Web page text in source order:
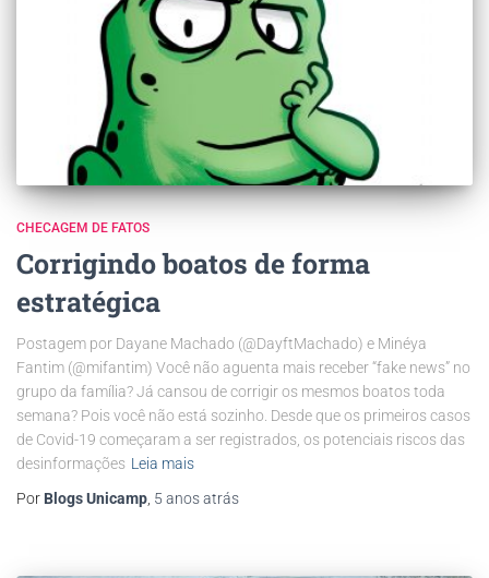
CHECAGEM DE FATOS
Corrigindo boatos de forma
estratégica
Postagem por Dayane Machado (@DayftMachado) e Minéya
Fantim (@mifantim) Você não aguenta mais receber “fake news” no
grupo da família? Já cansou de corrigir os mesmos boatos toda
semana? Pois você não está sozinho. Desde que os primeiros casos
de Covid-19 começaram a ser registrados, os potenciais riscos das
desinformações Leia mais
Por Blogs Unicamp, 5 anosatrás